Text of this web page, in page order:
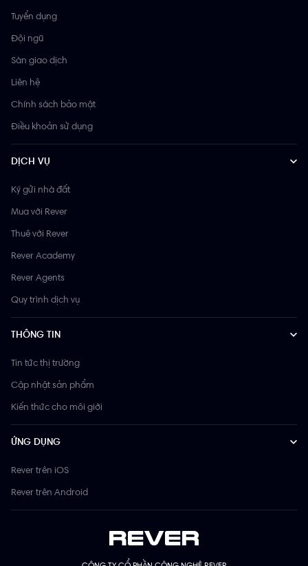
Tuyển dụng
Đội ngũ
Sàn giao dịch
Liên hệ
Chính sách bảo mật
Điều khoản sử dụng
DỊCH VỤ
Ký gửi nhà đất
Mua với Rever
Thuê với Rever
Rever Academy
Rever Agents
Quy trình dịch vụ
THÔNG TIN
Tin tức thị trường
Cập nhật sản phẩm
Kiến thức cho môi giới
ỨNG DỤNG
Rever trên iOS
Rever trên Android